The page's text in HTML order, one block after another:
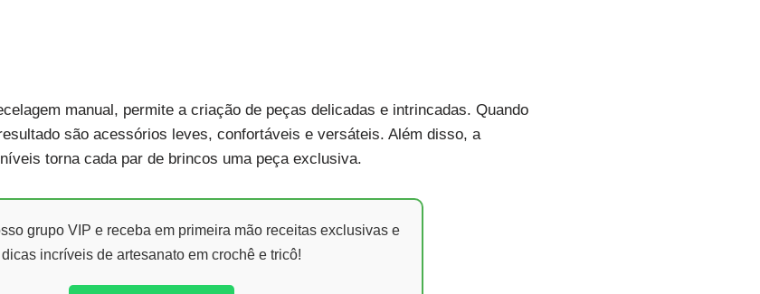
manual, permite a criação de peças delicadas e intrincadas. Quando
são acessórios leves, confortáveis e versáteis. Além disso, a
torna cada par de brincos uma peça exclusiva.
grupo VIP e receba em primeira mão receitas exclusivas e
dicas incríveis de artesanato em crochê e tricô!